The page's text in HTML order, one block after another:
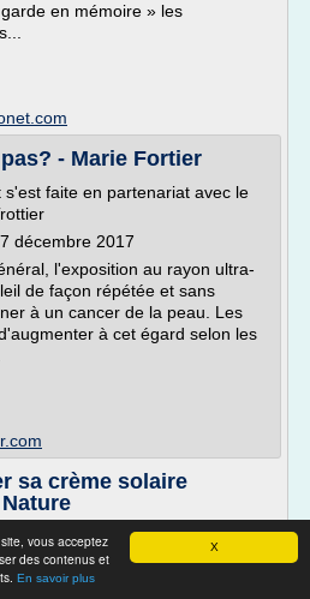
X
vous acceptez
des contenus et
En savoir plus
en mémoire » les
- Marie Fortier
faite en partenariat avec le
décembre 2017
l'exposition au rayon ultra-
de façon répétée et sans
à un cancer de la peau. Les
à cet égard selon les
sa crème solaire
solaire naturelle
solaire naturelle